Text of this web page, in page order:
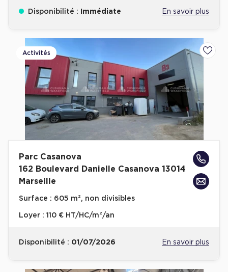
Disponibilité : Immédiate En savoir plus
Activités
Parc Casanova
162 Boulevard Danielle Casanova 13014
Marseille
Surface : 605 m², non divisibles
Loyer : 110 € HT/HC/m²/an
Disponibilité : 01/07/2026 En savoir plus